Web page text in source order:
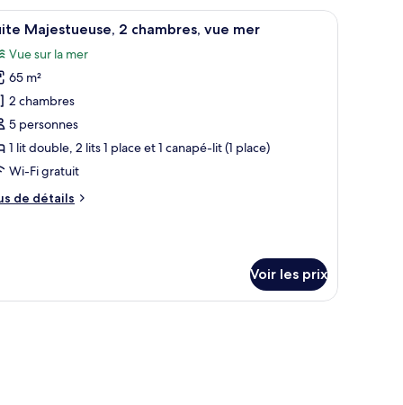
un lit, un bureau et un téléviseur.
:
Une chambre à coucher avec un lit, une
23 Majestueuse, 2 chambres, vue mer
Vue sur la mer
65 m²
2 chambres
5 personnes
1 lit double, 2 lits 1 place et 1 canapé-lit (1 place)
Wi-Fi gratuit
de détails
Voir les prix
en bois.